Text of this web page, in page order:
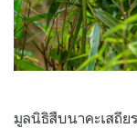
มูลนิธิสืบนาคะเสถีย